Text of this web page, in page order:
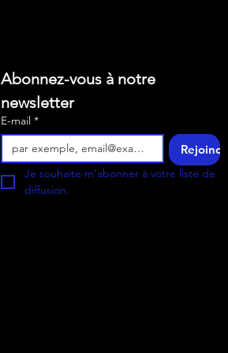
Abonnez-vous à notre
newsletter
E-mail *
Rejoindre
Je souhaite m'abonner à votre liste de
diffusion.